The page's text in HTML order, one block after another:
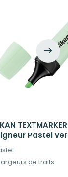
Pastel
de traits